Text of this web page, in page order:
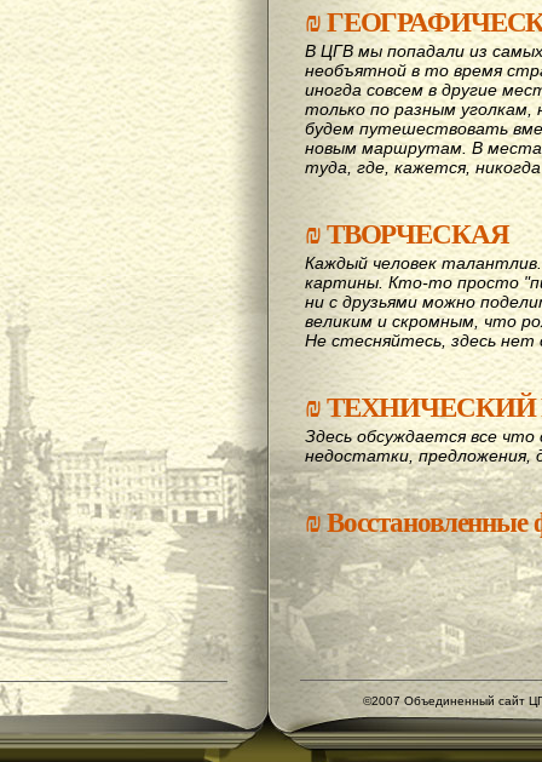
₪
В ЦГВ мы попадали из
необъятной в то время
иногда совсем в другие
только по разным
будем путешествовать
новым маршрутам. В
туда, где, кажется,
₪ТВОРЧЕСКАЯ
Каждый человек
картины. Кто-то просто
ни с друзьями можно
великим и скромным, что
Не стесняйтесь, здесь нет
₪ТЕХНИЧЕСКИЙ
Здесь обсуждается все
недостатки, предложения,
₪
©2007 Объединенный сайт